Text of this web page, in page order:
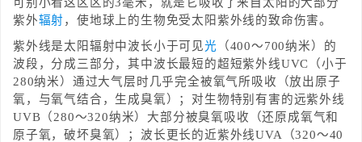
紫外辐射 ，使地球上的生物免受太阳紫外线的致命伤害。
紫外线是太阳辐射中波长小于可见光
（400～700纳米）的
波段，分成三部分，其中波长最短的超短紫外线UVC（小于
280纳米）通过大气层时几乎完全被氧气所吸收（放出原子
氧，与氧气结合，生成臭氧）；对生物特别有害的远紫外线
UVB（280～320纳米）大部分被臭氧吸收（还原成氧气和
原子氧，破坏臭氧）；波长更长的近紫外线UVA（320～40